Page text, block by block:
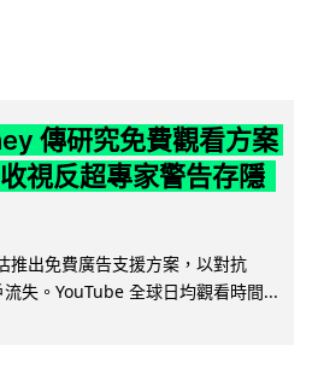
傳研究免費觀看方案
視反超專家警告存隱
出免費廣告支援方案，以對抗
失。YouTube 全球日均觀看時間...